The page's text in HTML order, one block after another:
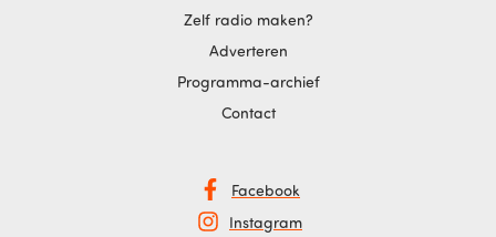
Zelf radio maken?
Adverteren
Programma-archief
Contact
Facebook
Instagram